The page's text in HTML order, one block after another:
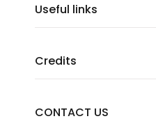
Useful links
Credits
CONTACT US